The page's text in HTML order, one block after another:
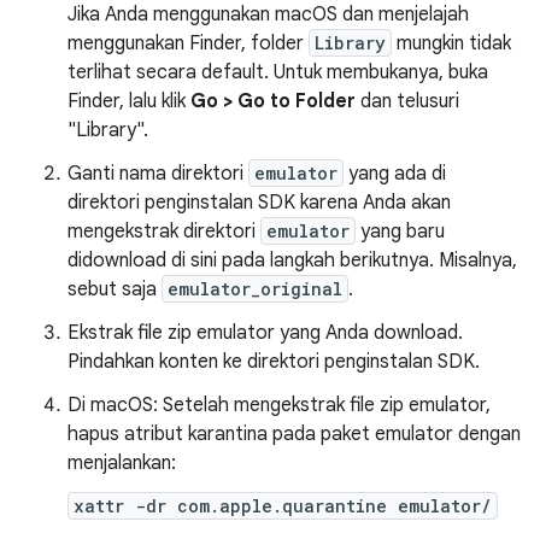
Jika Anda menggunakan macOS dan menjelajah
menggunakan Finder, folder Library mungkin tidak
terlihat secara default. Untuk membukanya, buka
Finder, lalu klik Go > Go to Folder dan telusuri
"Library".
Ganti nama direktori emulator yang ada di
direktori penginstalan SDK karena Anda akan
mengekstrak direktori emulator yang baru
didownload di sini pada langkah berikutnya. Misalnya,
sebut saja emulator_original .
Ekstrak file zip emulator yang Anda download.
Pindahkan konten ke direktori penginstalan SDK.
Di macOS: Setelah mengekstrak file zip emulator,
hapus atribut karantina pada paket emulator dengan
menjalankan:
xattr -dr com.apple.quarantine emulator/